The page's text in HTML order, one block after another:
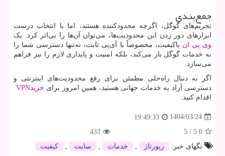
جمع‌بندی
تحریم‌های گوگل، اگرچه محدودکننده هستند، اما با انتخاب درست
ابزارهای دور زدن این محدودیت‌ها، می‌توان آن‌ها را بی‌اثر کرد. یک
وی پی ان باکیفیت، مخصوصاً با آی‌پی ثابت، نه‌تنها دسترسی شما را
به خدمات گوگل باز می‌کند، بلکه امنیت و پایداری لازم را نیز فراهم
می‌سازد.
اگر به دنبال راه‌حلی مطمئن برای رفع محدودیت‌های اینترنتی و
دسترسی آزاد به خدمات جهانی هستید، همین امروز برای خریدVPN
اقدام کنید.
1404/03/24
19:49:33
5.0
/
5
433
تگهای خبر:
رپورتاژ , خدمات , سایت , كیفیت